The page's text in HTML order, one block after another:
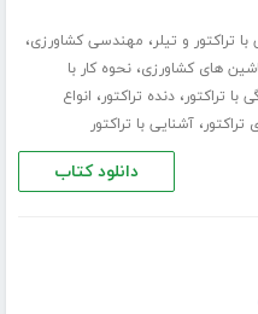
با تراکتور و تیلر، مهندسی کشاورزی،
های کشاورزی،نحوه کار با
با تراکتور،دنده تراکتور، انواع
تراکتور،آشنایی با تراکتور
دانلود کتاب